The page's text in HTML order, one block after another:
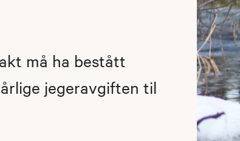
må ha bestått
jegeravgiften til